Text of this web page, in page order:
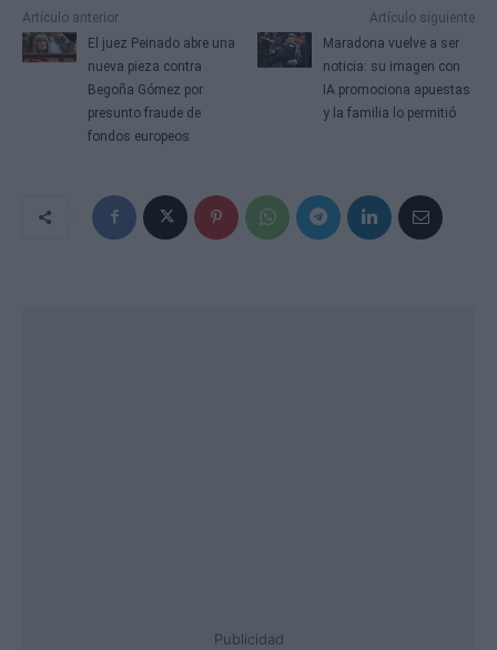
Artículo anterior
El juez Peinado abre una
nueva pieza contra
Begoña Gómez por
presunto fraude de
fondos europeos
Artículo siguiente
Maradona vuelve a ser
noticia: su imagen con
IA promociona apuestas
y la familia lo permitió
Publicidad